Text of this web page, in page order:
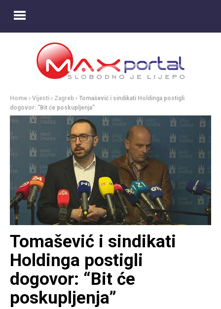
Home Vijesti Zagreb
Tomašević i sindikati Holdinga postigli
dogovor: “Bit će poskupljenja”
Tomašević i sindikati
Holdinga postigli
dogovor: “Bit će
poskupljenja”